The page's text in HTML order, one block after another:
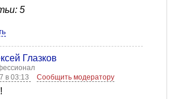
5
Глазков
в 03:13
Сообщить модератору